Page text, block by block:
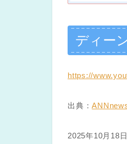
ディー
https://
出典：
2025年10月18